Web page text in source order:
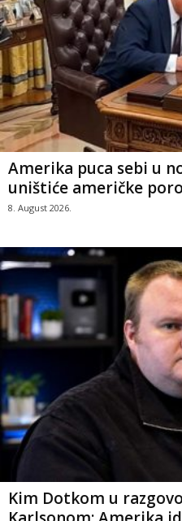
Amerika puca sebi u
uništiće američke
8. August 2026.
Kim Dotkom u